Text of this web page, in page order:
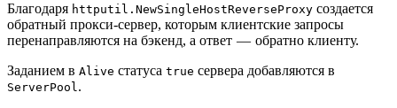
Благодаря httputil.NewSingleHostReverseProxy создается
обратный прокси-сервер, которым клиентские запросы
перенаправляются на бэкенд, а ответ — обратно клиенту.
Заданием в Alive статуса true сервера добавляются в
ServerPool.